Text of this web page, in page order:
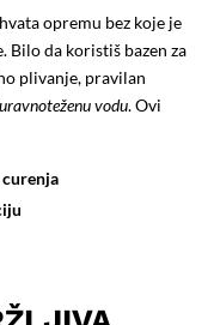
opremu bez koje je
Bilo da koristiš bazen za
plivanje, pravilan
vodu. Ovi
curenja